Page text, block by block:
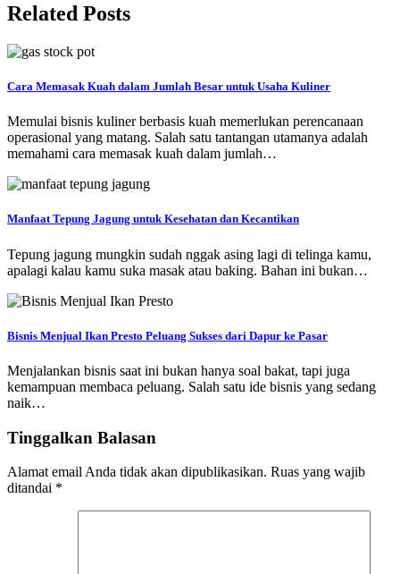
Related Posts
Cara Memasak Kuah dalam Jumlah Besar untuk Usaha Kuliner
Memulai bisnis kuliner berbasis kuah memerlukan perencanaan
operasional yang matang. Salah satu tantangan utamanya adalah
memahami cara memasak kuah dalam jumlah…
Manfaat Tepung Jagung untuk Kesehatan dan Kecantikan
Tepung jagung mungkin sudah nggak asing lagi di telinga kamu,
apalagi kalau kamu suka masak atau baking. Bahan ini bukan…
Bisnis Menjual Ikan Presto Peluang Sukses dari Dapur ke Pasar
Menjalankan bisnis saat ini bukan hanya soal bakat, tapi juga
kemampuan membaca peluang. Salah satu ide bisnis yang sedang
naik…
Tinggalkan Balasan
Alamat email Anda tidak akan dipublikasikan. Ruas yang wajib
ditandai *